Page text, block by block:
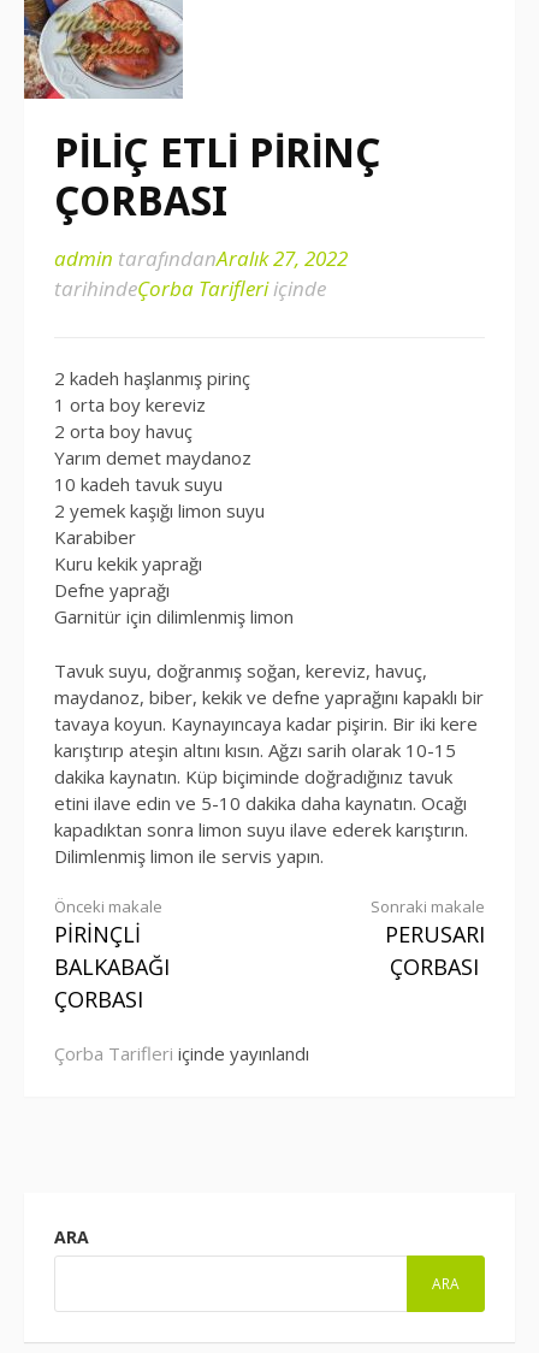
PİLİÇ ETLİ PİRİNÇ
ÇORBASI
admin tarafındanAralık 27, 2022
tarihindeÇorba Tarifleriiçinde
2 kadeh haşlanmış pirinç
1 orta boy kereviz
2 orta boy havuç
Yarım demet maydanoz
10 kadeh tavuk suyu
2 yemek kaşığı limon suyu
Karabiber
Kuru kekik yaprağı
Defne yaprağı
Garnitür için dilimlenmiş limon
Tavuk suyu, doğranmış soğan, kereviz, havuç,
maydanoz, biber, kekik ve defne yaprağını kapaklı bir
tavaya koyun. Kaynayıncaya kadar pişirin. Bir iki kere
karıştırıp ateşin altını kısın. Ağzı sarih olarak 10-15
dakika kaynatın. Küp biçiminde doğradığınız tavuk
etini ilave edin ve 5-10 dakika daha kaynatın. Ocağı
kapadıktan sonra limon suyu ilave ederek karıştırın.
Dilimlenmiş limon ile servis yapın.
Okumaya
devam
et
Önceki makale
PİRİNÇLİ
BALKABAĞI
ÇORBASI
Sonraki makale
PERUSARI
ÇORBASI
Çorba Tarifleri içinde yayınlandı
ARA
ARA